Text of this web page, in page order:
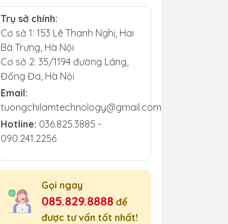
Trụ sở chính:
Cơ sở 1: 153 Lê Thanh Nghị, Hai
Bà Trưng, Hà Nội
Cơ sở 2: 35/1194 đường Láng,
Đống Đa, Hà Nội
Email:
tuongchilamtechnology@gmail.com
Hotline: 036.825.3885 -
090.241.2256
Gọi ngay
085.829.8888 để
được tư vấn tốt nhất!